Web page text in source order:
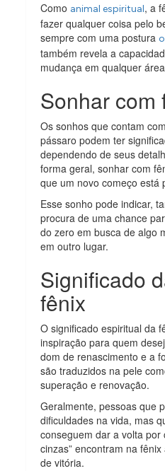
Como animal espiritual, a
fazer qualquer coisa pelo
sempre com uma postura
também revela a
mudança em qualquer
Sonhar com
Os sonhos que contam
pássaro podem ter
dependendo de seus
forma geral, sonhar com
que um novo começo está
Esse sonho pode indicar,
procura de uma chance
do zero em busca de algo
em outro lugar.
Significado
fênix
O significado espiritual da
inspiração para quem
dom de renascimento e a
são traduzidos na pele
superação e renovação.
Geralmente, pessoas que
dificuldades na vida, mas
conseguem dar a volta por
cinzas” encontram na
de vitória.